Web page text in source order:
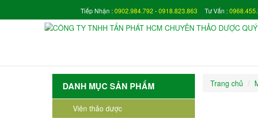
Tiếp Nhận :0902.984.792 -0918.823.863 Tư Vấn :
DANH MỤC SẢN PHẨM
Viên thảo dược
Trang chủ